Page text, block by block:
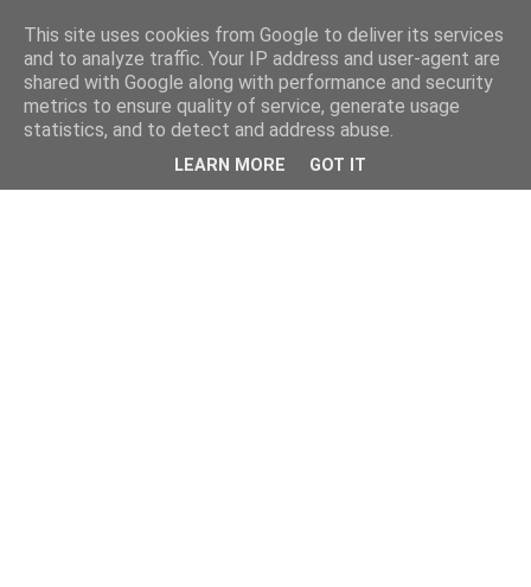
This site uses cookies from Google to deliver its services
and to analyze traffic. Your IP address and user-agent are
shared with Google along with performance and security
metrics to ensure quality of service, generate usage
statistics, and to detect and address abuse.
LEARN MORE GOT IT